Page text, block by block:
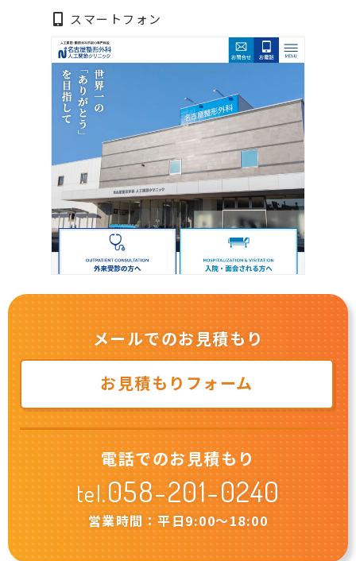
スマートフォン
メールでのお見積もり
お見積もりフォーム
電話でのお見積もり
tel.058-201-0240
営業時間：平日9:00〜18:00